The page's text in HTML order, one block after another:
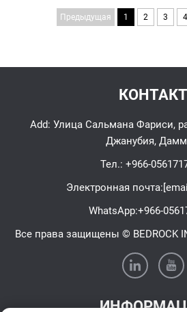
Чрезмерное растяжение
вызывать проблемы, будь
Предыдущая 1 2 3 4
КОНТАКТ
Add: Улица Сальмана Фариси,
Джанубия,
Тел.: +966-
Электронная почта:
WhatsApp:+966-
Все права защищены © BEDROCK